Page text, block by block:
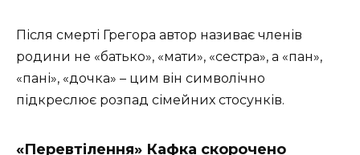
Після смерті Грегора автор називає членів
родини не «батько», «мати», «сестра», а «пан»,
«пані», «дочка» – цим він символічно
підкреслює розпад сімейних стосунків.
«Перевтілення» Кафка скорочено